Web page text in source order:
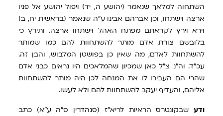
השתחוה למלאך שנאמר (יהושע ה, יד) ויפול יהושע אל פניו
ארצה וישתחו, וכן אברהם אבינו ע"ה שנאמר (בראשית יח, ב)
וירא וירץ לקראתם מפתח האהל וישתחו ארצה. ותירץ כי
בלובשם צורת אדם מותר להשתחוות להם כמו שמותר
להשתחוות לאדם, מה שאין כן בפושטן המלבוש, והבן זה.
עכ"ד. וה"נ צ"ל כאן שמכיון שהמלאכים היו נראים כבני אדם
שהרי הם העבירו לו את המנחה לכן היה מותר להשתחוות
אליהם, והעדיף יעקב להשתחוות להם ולא לעשו.
ודע שבקונטרס הראיות לריא"ז (סנהדרין ס"ה ע"א) כתב